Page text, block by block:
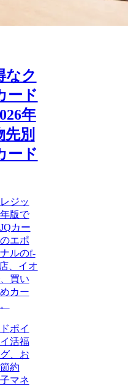
なク
ード
年
先別
ード
ジッ
版で
カー
エポ
ルのf-
、イオ
買い
カー
ポイ
活福
、お
約
マネ